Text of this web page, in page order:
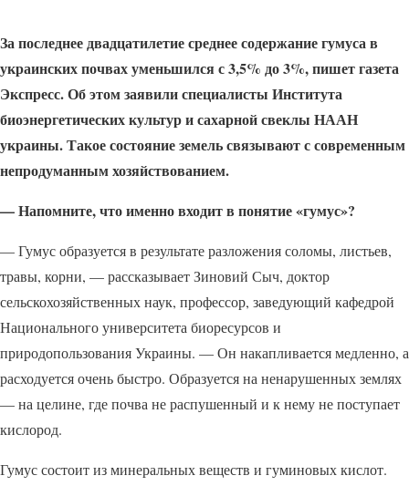
За последнее двадцатилетие среднее содержание гумуса в
украинских почвах уменьшился с 3,5% до 3%, пишет газета
Экспресс. Об этом заявили специалисты Института
биоэнергетических культур и сахарной свеклы НААН
украины. Такое состояние земель связывают с современным
непродуманным хозяйствованием.
— Напомните, что именно входит в понятие «гумус»?
— Гумус образуется в результате разложения соломы, листьев,
травы, корни, — рассказывает Зиновий Сыч, доктор
сельскохозяйственных наук, профессор, заведующий кафедрой
Национального университета биоресурсов и
природопользования Украины. — Он накапливается медленно, а
расходуется очень быстро. Образуется на ненарушенных землях
— на целине, где почва не распушенный и к нему не поступает
кислород.
Гумус состоит из минеральных веществ и гуминовых кислот.